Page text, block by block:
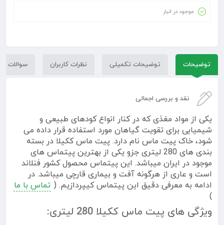
موجود در انبار
توضیحات توضیحات تکمیلی نظرات کاربران سوالات
نقد و بررسی اجمالی
یکی از مواد مغذی که در کنار انواع کودهای طبیعی و
شیمیایی برای تقویت گیاهان مورد استفاده قرار داده می
شود، خاک پیت ماس نام دارد. پیت ماس ککیلا در بسته
بندی های 280 لیتری جزو یکی از بهترین پیتماس های
موجود در ایران میباشد. این پیتماس محصول کشور فنلاند
است و عاری از هرگونه آفت و بیماری قارچی میباشد. در
ادامه به معرفی دقیق این پیتماس کیپردازیم. ( تماس با ما
)
ویژگی های پیت ماس ککیلا 280 لیتری: